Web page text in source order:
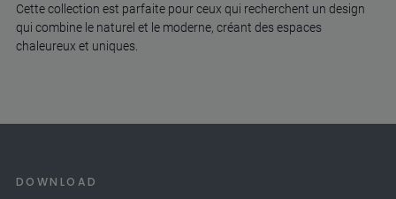
Cette collection est parfaite pour ceux qui recherchent un design
qui combine le naturel et le moderne, créant des espaces
chaleureux et uniques.
DOWNLOAD